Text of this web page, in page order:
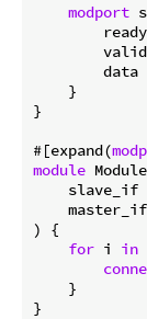
modport
data
    }
}
#[expand(
module
slave_if
) {
for i in
    }
}